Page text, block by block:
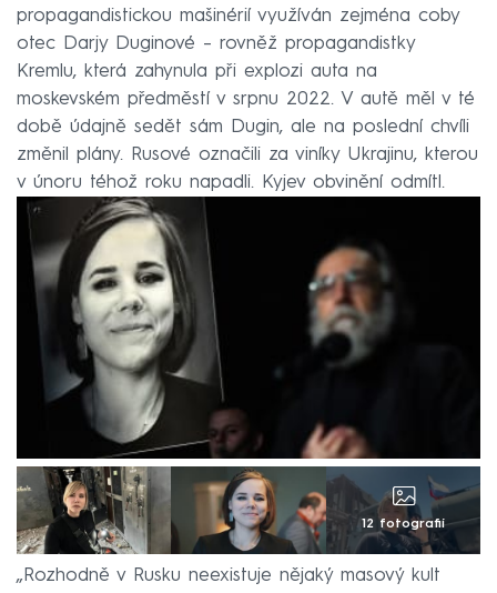
propagandistickou mašinérií využíván zejména coby
otec Darjy Duginové – rovněž propagandistky
Kremlu, která zahynula při explozi auta na
moskevském předměstí v srpnu 2022. V autě měl v té
době údajně sedět sám Dugin, ale na poslední chvíli
změnil plány. Rusové označili za viníky Ukrajinu, kterou
v únoru téhož roku napadli. Kyjev obvinění odmítl.
12 fotografií
„Rozhodně v Rusku neexistuje nějaký masový kult